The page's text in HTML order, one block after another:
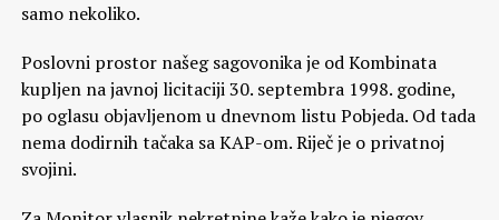
samo nekoliko.
Poslovni prostor našeg sagovonika je od Kombinata
kupljen na javnoj licitaciji 30. septembra 1998. godine,
po oglasu objavljenom u dnevnom listu Pobjeda. Od tada
nema dodirnih tačaka sa KAP-om. Riječ je o privatnoj
svojini.